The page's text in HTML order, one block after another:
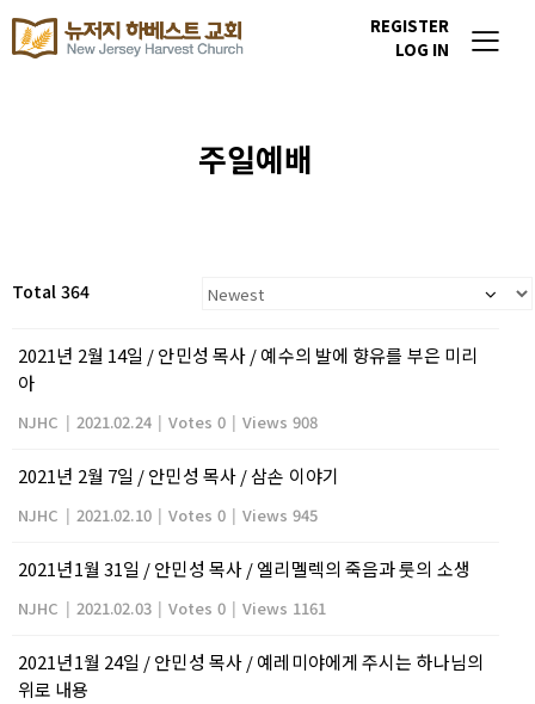
REGISTER
LOG IN
주일예배
Total 364
2021년 2월 14일 / 안민성 목사 / 예수의 발에 향유를 부은 미리
아
NJHC | 2021.02.24 | Votes 0 | Views 908
2021년 2월 7일 / 안민성 목사 / 삼손 이야기
NJHC | 2021.02.10 | Votes 0 | Views 945
2021년1월 31일 / 안민성 목사 / 엘리멜렉의 죽음과 룻의 소생
NJHC | 2021.02.03 | Votes 0 | Views 1161
2021년1월 24일 / 안민성 목사 / 예레미야에게 주시는 하나님의
위로 내용